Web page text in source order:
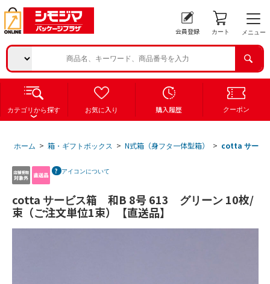
会員登録 カート メニュー
カテゴリから探す お気に入り 購入履歴 クーポン
ホーム > 箱・ギフトボックス > N式箱（身フタ一体型箱） > cotta サービ
アイコンについて
cotta サービス箱 和B 8号 613 グリーン 10枚/
束（ご注文単位1束）【直送品】